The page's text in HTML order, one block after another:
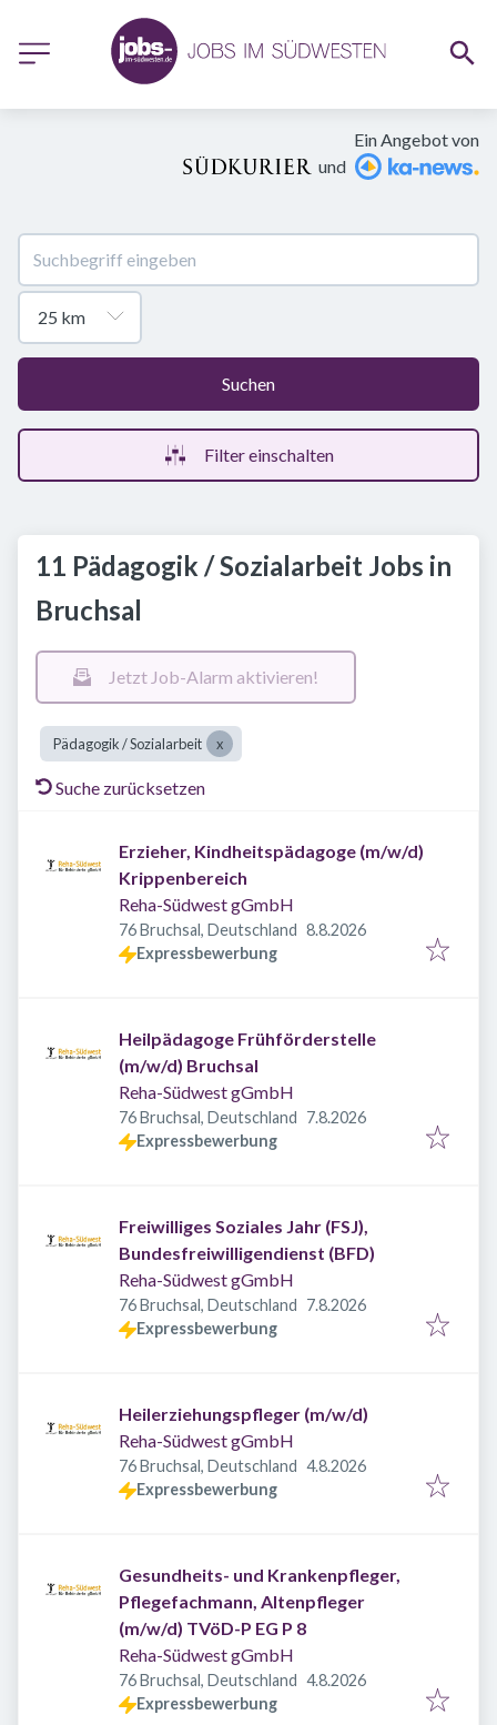
Ein Angebot von
und
Suchen
Filter einschalten
11 Pädagogik / Sozialarbeit Jobs in
Bruchsal
Jetzt Job-Alarm aktivieren!
Pädagogik / Sozialarbeit
Suche zurücksetzen
Erzieher, Kindheitspädagoge (m/w/d)
Krippenbereich
Reha-Südwest gGmbH
76 Bruchsal, Deutschland Veröffentlicht
8.8.2026
Expressbewerbung
Heilpädagoge Frühförderstelle
(m/w/d) Bruchsal
Reha-Südwest gGmbH
76 Bruchsal, Deutschland Veröffentlicht
7.8.2026
Expressbewerbung
Freiwilliges Soziales Jahr (FSJ),
Bundesfreiwilligendienst (BFD)
Reha-Südwest gGmbH
76 Bruchsal, Deutschland Veröffentlicht
7.8.2026
Expressbewerbung
Heilerziehungspfleger (m/w/d)
Reha-Südwest gGmbH
76 Bruchsal, Deutschland Veröffentlicht
4.8.2026
Expressbewerbung
Gesundheits- und Krankenpfleger,
Pflegefachmann, Altenpfleger
(m/w/d) TVöD-P EG P 8
Reha-Südwest gGmbH
76 Bruchsal, Deutschland Veröffentlicht
4.8.2026
Expressbewerbung